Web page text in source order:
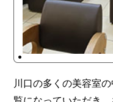
川口の多くの美容室